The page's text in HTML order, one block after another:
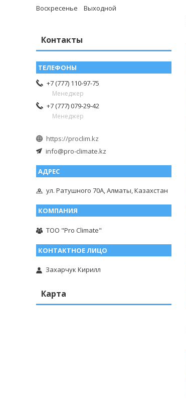
Воскресенье
Выходной
Контакты
+7 (777) 110-97-75
Менеджер
+7 (777) 079-29-42
Менеджер
https://proclim.kz
info@pro-climate.kz
ул. Ратушного 70А, Алматы, Казахстан
ТОО "Pro Climate"
Захарчук Кирилл
Карта